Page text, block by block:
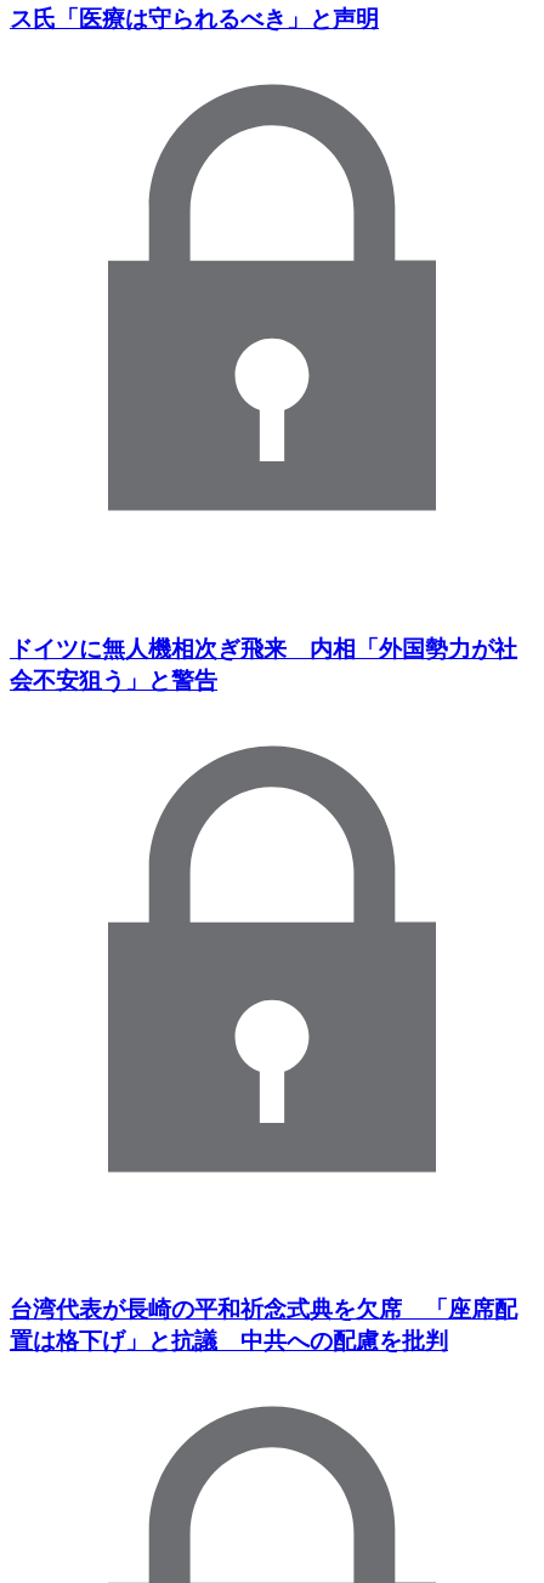
ス氏「医療は守られるべき」と声明
ドイツに無人機相次ぎ飛来 内相「外国勢力が社
会不安狙う」と警告
台湾代表が長崎の平和祈念式典を欠席 「座席配
置は格下げ」と抗議 中共への配慮を批判